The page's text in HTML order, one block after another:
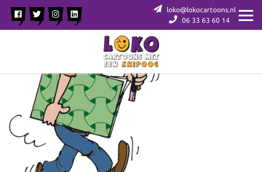
loko@lokocartoons.nl
06 33 63 60 14